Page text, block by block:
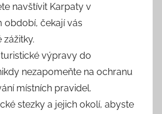
navštívit Karpaty v
období, čekají vás
výpravy do
nezapomeňte na ochranu
místních pravidel.
stezky a jejich okolí, abyste